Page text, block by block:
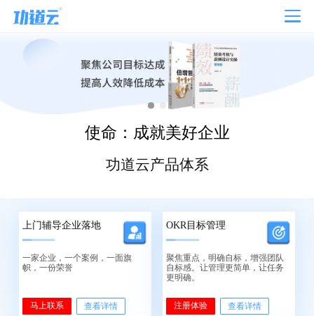
使命：成就美好企业
功道云产品体系
上门辅导企业落地
一家企业，一个案例，一面旗
帜，一份荣誉
马上联系 查看详情
OKR目标管理
聚焦重点，明确自标，增强团队
自标感。让管理更简单，让任务
更明确。
注册体验 查看详情